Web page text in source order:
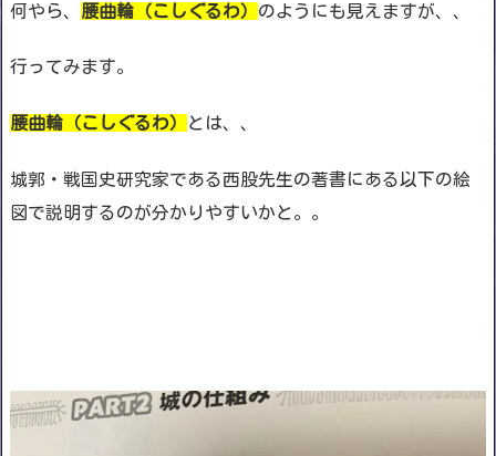
何やら、 腰曲輪（こしぐるわ） のようにも見えますが、、
行ってみます。
腰曲輪（こしぐるわ） とは、、
城郭・戦国史研究家である西股先生の著書にある以下の絵
図で説明するのが分かりやすいかと。。